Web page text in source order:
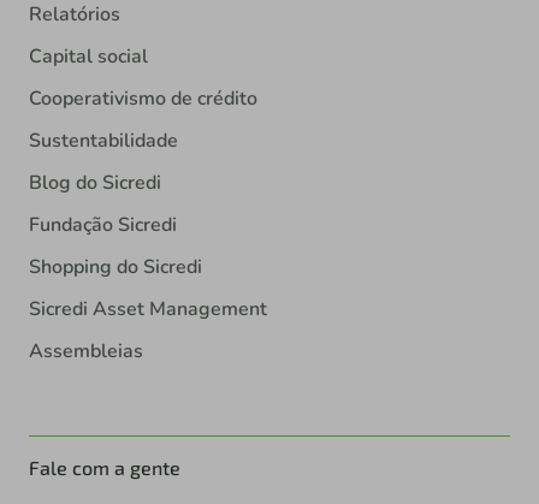
Relatórios
Capital social
Cooperativismo de crédito
Sustentabilidade
Blog do Sicredi
Fundação Sicredi
Shopping do Sicredi
Sicredi Asset Management
Assembleias
Fale com a gente